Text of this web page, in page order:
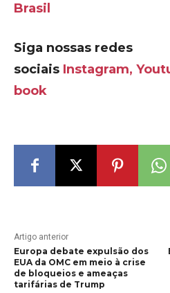
Brasil
Siga nossas redes
sociais Instagram,
book
Artigo anterior
Europa debate expulsão dos
EUA da OMC em meio à crise
de bloqueios e ameaças
tarifárias de Trump